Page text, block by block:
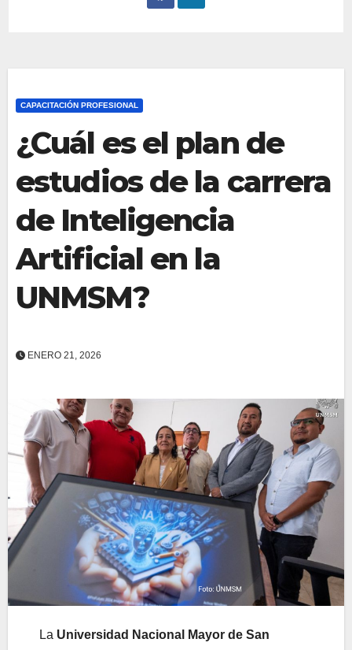
CAPACITACIÓN PROFESIONAL
¿Cuál es el plan de
estudios de la carrera
de Inteligencia
Artificial en la
UNMSM?
ENERO 21, 2026
La Universidad Nacional Mayor de San